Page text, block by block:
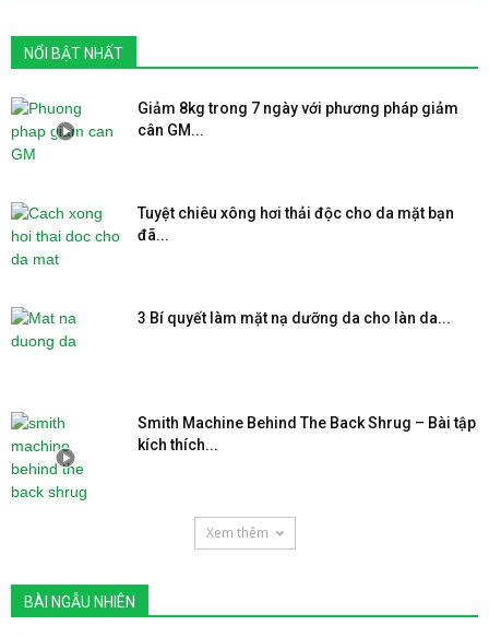
NỔI BẬT NHẤT
Giảm 8kg trong 7 ngày với phương pháp giảm
cân GM...
Tuyệt chiêu xông hơi thải độc cho da mặt bạn
đã...
3 Bí quyết làm mặt nạ dưỡng da cho làn da...
Smith Machine Behind The Back Shrug – Bài tập
kích thích...
Xem thêm
BÀI NGẪU NHIÊN